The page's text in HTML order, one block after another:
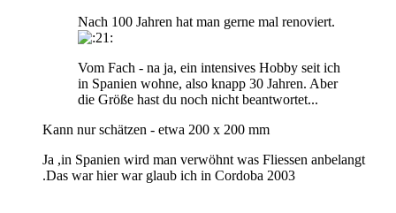
Nach 100 Jahren hat man gerne mal renoviert.
Vom Fach - na ja, ein intensives Hobby seit ich
in Spanien wohne, also knapp 30 Jahren. Aber
die Größe hast du noch nicht beantwortet...
Kann nur schätzen - etwa 200 x 200 mm
Ja ,in Spanien wird man verwöhnt was Fliessen anbelangt
.Das war hier war glaub ich in Cordoba 2003